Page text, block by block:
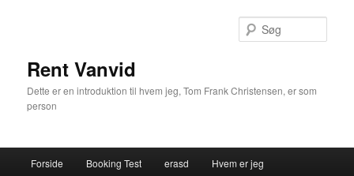
Rent Vanvid
Dette er en introduktion til hvem jeg, Tom Frank Christensen, er som
person
Fortsæt til primært indhold
Fortsæt til sekundært indhold
Forside Booking Test erasd Hvem er jeg